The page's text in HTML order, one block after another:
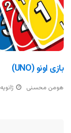
بازی اونو (UNO)
هومن محسنی ژانویه 30, 2026